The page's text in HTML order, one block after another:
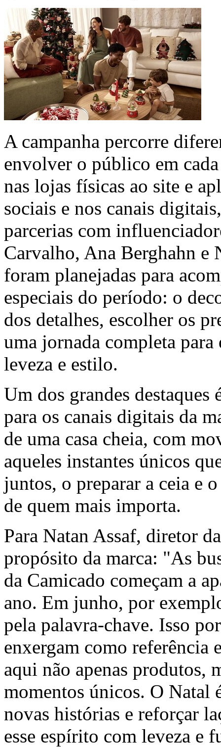
A campanha percorre
envolver o público em cada
nas lojas físicas ao site e
sociais e nos canais
parcerias com
Carvalho, Ana Berghahn e
foram planejadas para
especiais do período: o
dos detalhes, escolher os
uma jornada completa
leveza e estilo.
Um dos grandes
para os canais digitais da
de uma casa cheia, com
aqueles instantes únicos
juntos, o preparar a ceia e
de quem mais importa.
Para Natan Assaf, diretor
propósito da marca: "As
da Camicado começam a
ano. Em junho, por
pela palavra-chave. Isso
enxergam como referência
aqui não apenas produtos,
momentos únicos. O Natal
novas histórias e reforçar
esse espírito com leveza e